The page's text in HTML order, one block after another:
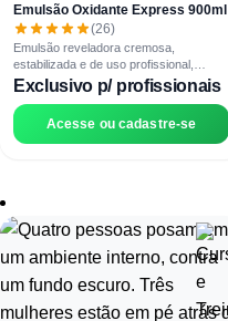
Emulsão Oxidante Express 900ml
(26)
Emulsão reveladora cremosa,
estabilizada e de uso profissional,
indicada para coloração e descoloração
capilar. Proporciona revelação uniforme,
descoloração eficiente e garantia de
resultados superiores. Disponível nos
volumes 5,10, 20, 30 e 40, atende
homogênea, facilita a aplicação e a
mistura, enquanto a fórmula estabilizada
garante liberação controlada do
oxigênio, até o final do frasco,
duradouros, previsíveis e com melhor
Exclusivo p/ profissionais
Acesse ou cadastre-se